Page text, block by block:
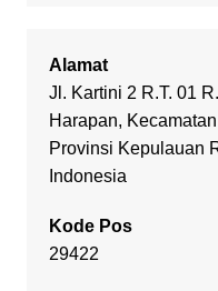
Alamat
Jl. Kartini 2 R.T. 01
Harapan,
Provinsi Kepulauan
Indonesia
Kode Pos
29422